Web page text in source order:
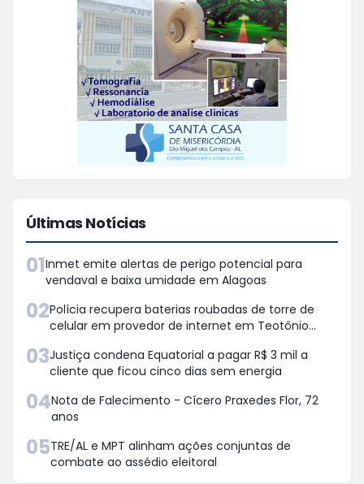
Últimas Notícias
01Inmet emite alertas de perigo potencial para
vendaval e baixa umidade em Alagoas
02Polícia recupera baterias roubadas de torre de
celular em provedor de internet em Teotônio
03Justiça condena Equatorial a pagar R$ 3 mil a
cliente que ficou cinco dias sem energia
04Nota de Falecimento - Cícero Praxedes Flor, 72
anos
05TRE/AL e MPT alinham ações conjuntas de
combate ao assédio eleitoral